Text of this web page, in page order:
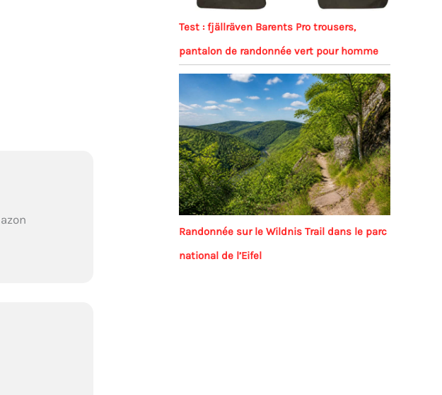
Test : fjällräven Barents Pro trousers,
pantalon de randonnée vert pour homme
Randonnée sur le Wildnis Trail dans le parc
national de l’Eifel